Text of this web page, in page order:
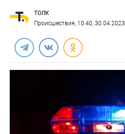
ТОЛК
Происшествия, 10:40, 30.04.2023